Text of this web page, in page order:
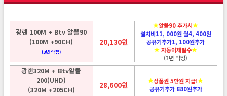
광랜 100M + Btv 알뜰90
(100M +90CH)
(3년 약정)
20,130원
알뜰90 추가시
설치비11, 000원 월4, 400원
공유기추가1, 100원추가
자동이체필수
(3년 약정)
광랜320M + Btv알뜰
200(UHD)
(320M +205CH)
28,600원
상품권 5만원 지급!
공유기추가 880원추가